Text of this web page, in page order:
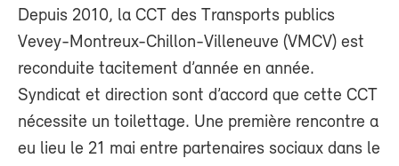
Depuis 2010, la CCT des Transports publics
Vevey-Montreux-Chillon-Villeneuve (VMCV) est
reconduite tacitement d’année en année.
Syndicat et direction sont d’accord que cette CCT
nécessite un toilettage. Une première rencontre a
eu lieu le 21 mai entre partenaires sociaux dans le